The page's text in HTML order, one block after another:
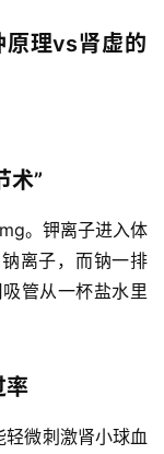
原理vs肾虚的
术”
。钾离子进入体
离子，而钠一排
管从一杯盐水里
率
微刺激肾小球血